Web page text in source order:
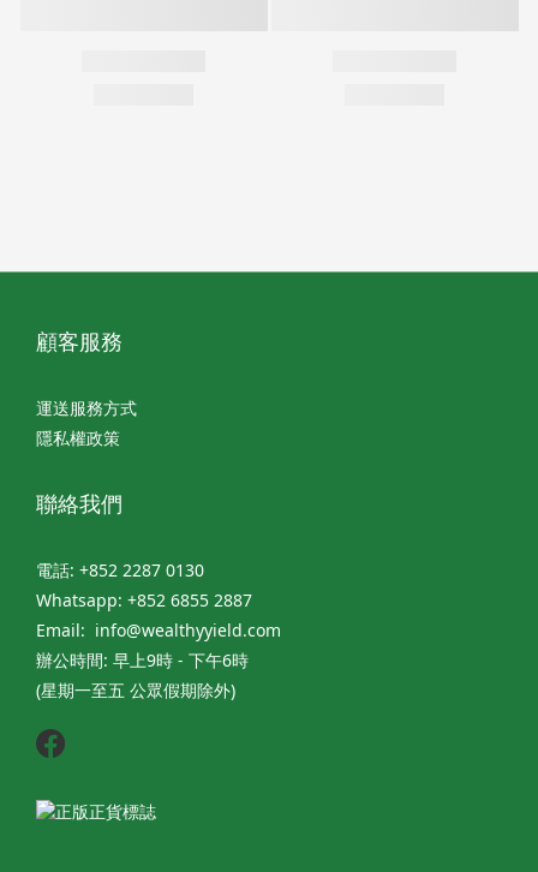
顧客服務
運送服務方式
隱私權政策
聯絡我們
電話: +852 2287 0130
Whatsapp: +852 6855 2887
Email: info@wealthyyield.com
辦公時間: 早上9時 - 下午6時
(星期一至五 公眾假期除外)